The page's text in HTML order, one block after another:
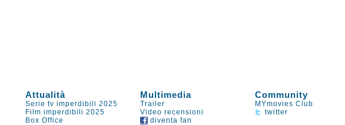
Attualità Multimedia Community
Serie tv imperdibili 2025 Trailer
MYmovies Club
Film imperdibili 2025 Video recensioni
twitter
Box Office diventa fan